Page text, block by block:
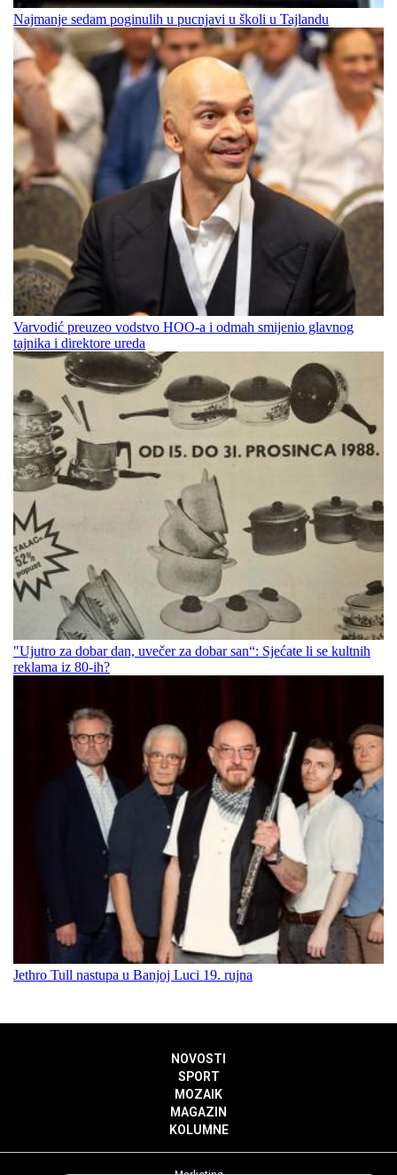
Najmanje sedam poginulih u pucnjavi u školi u Tajlandu
Varvodić preuzeo vodstvo HOO-a i odmah smijenio glavnog
tajnika i direktore ureda
"Ujutro za dobar dan, uvečer za dobar san“: Sjećate li se kultnih
reklama iz 80-ih?
Jethro Tull nastupa u Banjoj Luci 19. rujna
NOVOSTI
SPORT
MOZAIK
MAGAZIN
KOLUMNE